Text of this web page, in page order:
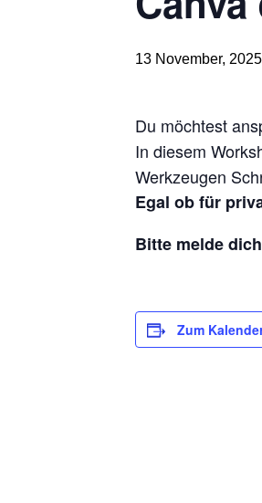
13 November,
Du möchtest
In diesem
Werkzeugen
Egal ob für
Bitte melde
Zum